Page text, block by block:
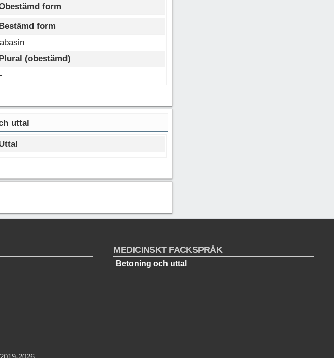
form
form
abasin
(obestämd)
-
uttal
MEDICINSKT FACKSPRÅK
Betoning och uttal